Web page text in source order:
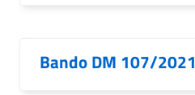
Bando DM 107/2021